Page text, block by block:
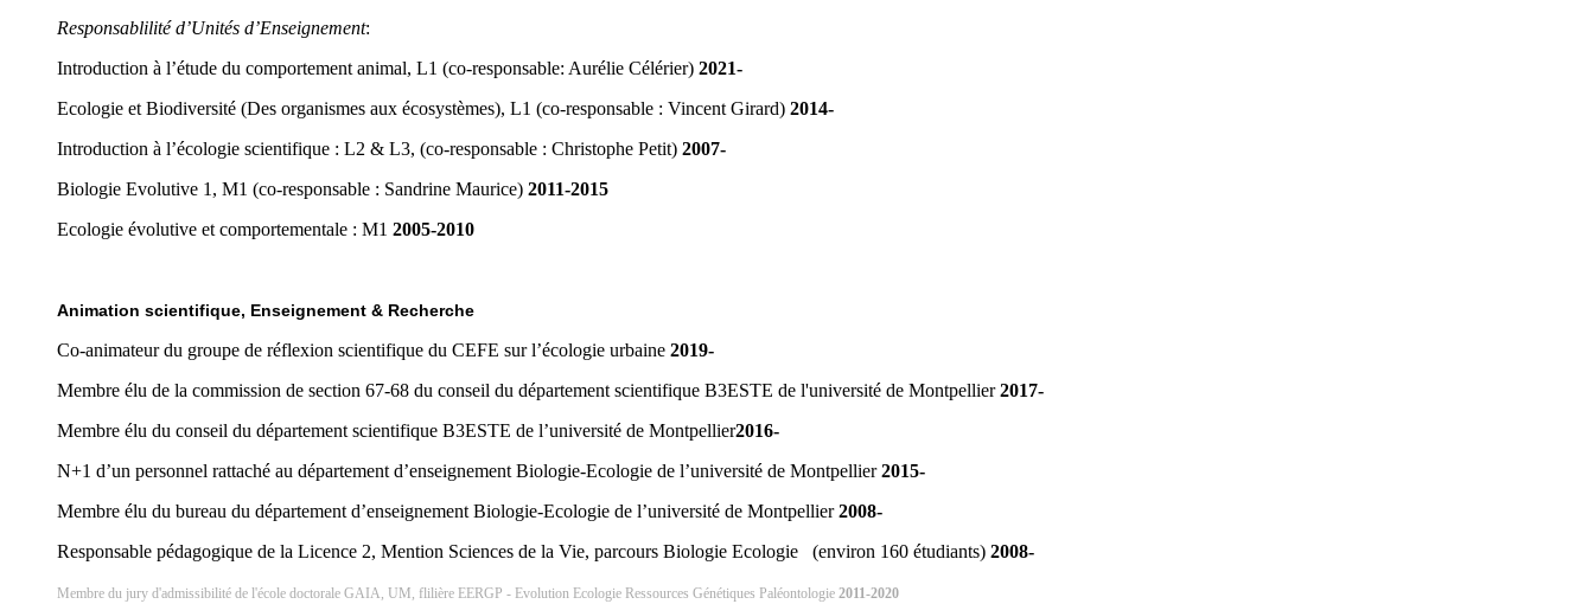
Responsablilité d’Unités d’Enseignement:
Introduction à l’étude du comportement animal, L1 (co-responsable: Aurélie Célérier) 2021-
Ecologie et Biodiversité (Des organismes aux écosystèmes), L1 (co-responsable : Vincent Girard) 2014-
Introduction à l’écologie scientifique : L2 & L3, (co-responsable : Christophe Petit) 2007-
Biologie Evolutive 1, M1 (co-responsable : Sandrine Maurice) 2011-2015
Ecologie évolutive et comportementale : M1 2005-2010
Animation scientifique, Enseignement & Recherche
Co-animateur du groupe de réflexion scientifique du CEFE sur l’écologie urbaine 2019-
Membre élu de la commission de section 67-68 du conseil du département scientifique B3ESTE de l'université de Montpellier2017-
Membre élu du conseil du département scientifique B3ESTE de l’université de Montpellier2016-
N+1 d’un personnel rattaché au département d’enseignement Biologie-Ecologie de l’université de Montpellier2015-
Membre élu du bureau du département d’enseignement Biologie-Ecologie de l’université de Montpellier2008-
Responsable pédagogique de la Licence 2, Mention Sciences de la Vie, parcours Biologie Ecologie (environ 160 étudiants) 2008-
Membre du jury d'admissibilité de l'école doctorale GAIA, UM, flilière EERGP - Evolution Ecologie Ressources Génétiques Paléontologie 2011-2020